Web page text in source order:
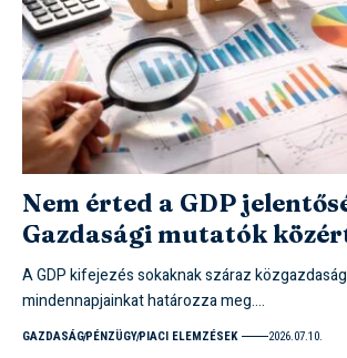
Nem érted a GDP
Gazdasági mutatók
A GDP kifejezés sokaknak száraz
mindennapjainkat határozza meg.…
GAZDASÁGPÉNZÜGYPIACI ELEMZÉSEK 2026.07.10.